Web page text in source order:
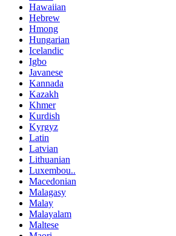
Hawaiian
Hebrew
Hmong
Hungarian
Icelandic
Igbo
Javanese
Kannada
Kazakh
Khmer
Kurdish
Kyrgyz
Latin
Latvian
Lithuanian
Luxembou..
Macedonian
Malagasy
Malay
Malayalam
Maltese